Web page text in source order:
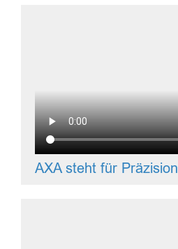
AXA steht für Präzision